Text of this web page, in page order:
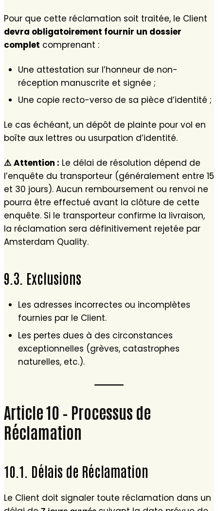
Pour que cette réclamation soit traitée, le Client
devra obligatoirement fournir un dossier
complet comprenant :
Une attestation sur l’honneur de non-
réception manuscrite et signée ;
Une copie recto-verso de sa pièce d’identité ;
Le cas échéant, un dépôt de plainte pour vol en
boîte aux lettres ou usurpation d’identité.
⚠️Attention : Le délai de résolution dépend de
l’enquête du transporteur (généralement entre 15
et 30 jours). Aucun remboursement ou renvoi ne
pourra être effectué avant la clôture de cette
enquête. Si le transporteur confirme la livraison,
la réclamation sera définitivement rejetée par
Amsterdam Quality.
9.3. Exclusions
Les adresses incorrectes ou incomplètes
fournies par le Client.
Les pertes dues à des circonstances
exceptionnelles (grèves, catastrophes
naturelles, etc.).
Article 10 – Processus de
Réclamation
10.1. Délais de Réclamation
Le Client doit signaler toute réclamation dans un